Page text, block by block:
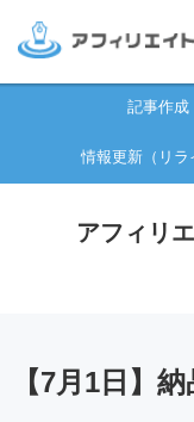
記事作成
情報更新（リラ
アフィリ
【7月1日】